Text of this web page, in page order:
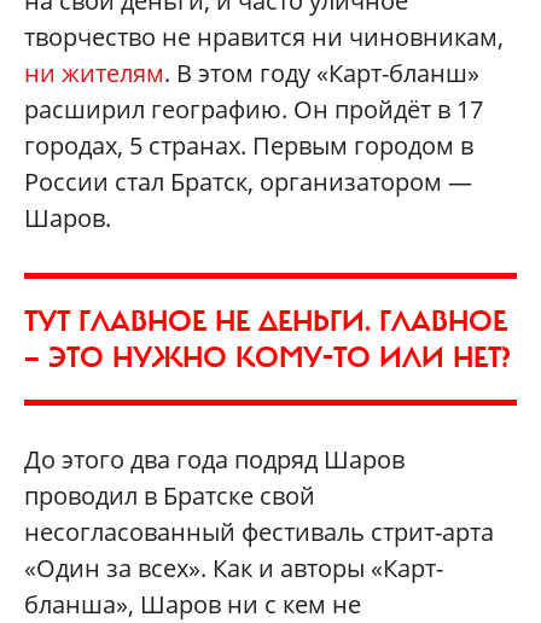
творчество не нравится ни чиновникам,
ни жителям. В этом году «Карт-бланш»
расширил географию. Он пройдёт в 17
городах, 5 странах. Первым городом в
России стал Братск, организатором —
Шаров.
ТУТ ГЛАВНОЕ НЕ ДЕНЬГИ. ГЛАВНОЕ
— ЭТО НУЖНО КОМУ-ТО ИЛИ НЕТ?
До этого два года подряд Шаров
проводил в Братске свой
несогласованный фестиваль стрит-арта
«Один за всех». Как и авторы «Карт-
бланша», Шаров ни с кем не